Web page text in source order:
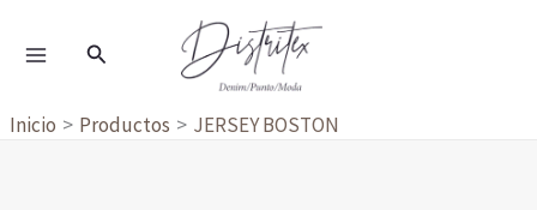
Buscar
Inicio Productos JERSEY BOSTON